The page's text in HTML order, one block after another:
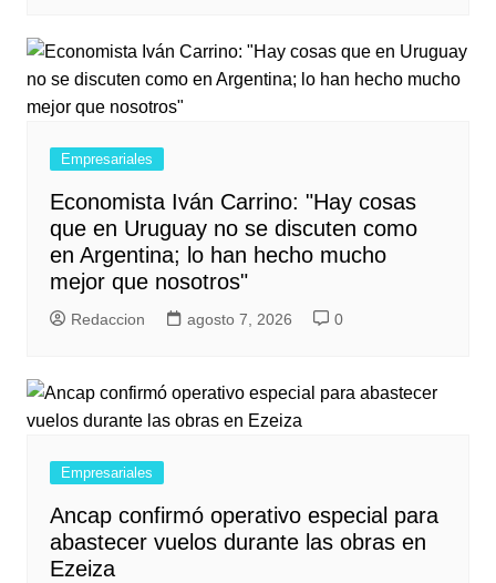
Empresariales
Economista Iván Carrino: "Hay cosas
que en Uruguay no se discuten como
en Argentina; lo han hecho mucho
mejor que nosotros"
Redaccion agosto 7, 2026 0
Empresariales
Ancap confirmó operativo especial para
abastecer vuelos durante las obras en
Ezeiza